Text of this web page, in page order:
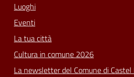
Luoghi
Eventi
La tua città
Cultura in comune 2026
La newsletter del Comune di Castel